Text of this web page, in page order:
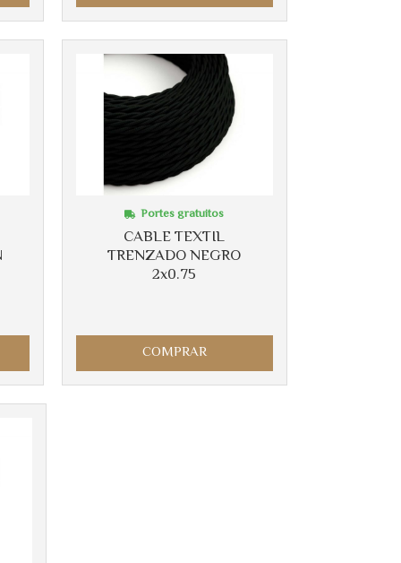
CABLE TEXTIL
TRENZADO NEGRO
2x0.75
Portes gratuitos
COMPRAR